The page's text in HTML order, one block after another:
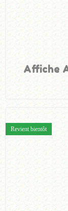
Affiche
Revient bientôt